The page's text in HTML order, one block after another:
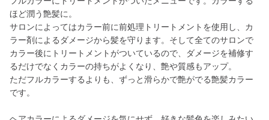
ほど潤う艶髪に。
サロンによってはカラー前に前処理トリートメントを使用し、カ
ラー剤によるダメージから髪を守ります。そして全てのサロンで
カラー後にトリートメントがついているので、ダメージを補修す
るだけでなくカラーの持ちがよくなり、艶や質感もアップ。
ただフルカラーするよりも、ずっと滑らかで艶がでる艶髪カラー
です。